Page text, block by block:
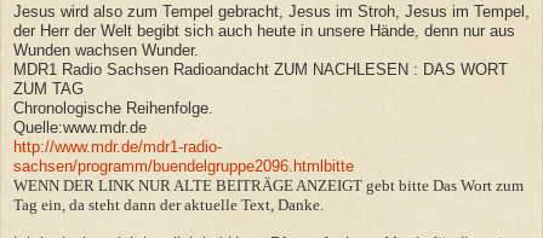
Jesus wird also zum Tempel gebracht, Jesus im Stroh, Jesus im Tempel,
der Herr der Welt begibt sich auch heute in unsere Hände, denn nur aus
Wunden wachsen Wunder.
MDR1 Radio Sachsen Radioandacht ZUM NACHLESEN : DAS WORT
ZUM TAG
Chronologische Reihenfolge.
Quelle:www.mdr.de
http://www.mdr.de/mdr1-radio-
sachsen/programm/buendelgruppe2096.htmlbitte
WENN DER LINK NUR ALTE BEITRÄGE ANZEIGT gebt bitte Das Wort zum
Tag ein, da steht dann der aktuelle Text, Danke.